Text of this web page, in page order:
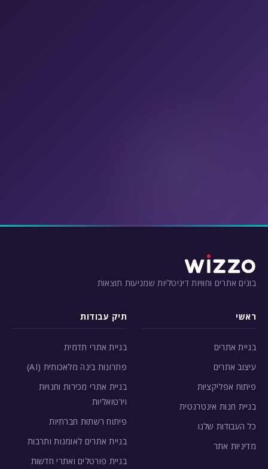
בונים אתרים וחוויות דיגיטליות שמניעות תוצאות
ראשי
בניית אתרים
עיצוב אתרים
פיתוח אפליקציות
בניית חנות אינטרנטית
כל העבודות שלנו
מדיניות אתר
תיק עבודות
בניית אתרי תדמית
פתרונות בינה מלאכותית (AI)
בניית אתרי מכירות וחנויות
וירטואליות
פיתוח רשתות חברתיות
בניית אתרים לאומנות ותרבות
בניית פורטלים ואתרי חדשות